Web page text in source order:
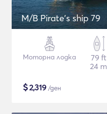
M/B Pirate's ship 79
Моторна лодка
79 ft
24 m
$2,319 /ден